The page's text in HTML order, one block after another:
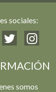
sociales:
somos